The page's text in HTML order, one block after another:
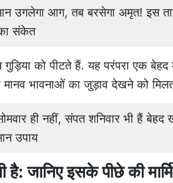
उगलेगा आग, तब बरसेगा अमृत! इस
का संकेत
को पीटते हैं. यह परंपरा एक बेहद
भावनाओं का जुड़ाव देखने को
ही नहीं, संपत शनिवार भी हैं बेहद
उपाय
है: जानिए इसके पीछे की